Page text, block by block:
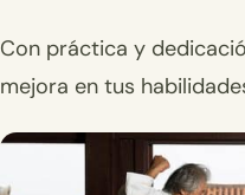
Con práctica y
mejora en tus